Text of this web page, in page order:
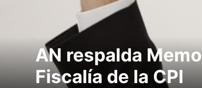
AN respalda
Fiscalía de la CPI